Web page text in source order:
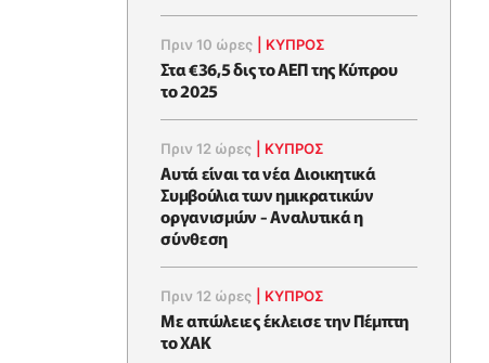
Πριν 10 ώρες ΚΥΠΡΟΣ
Στα €36,5 δις το ΑΕΠ της Κύπρου
το 2025
Πριν 12 ώρες ΚΥΠΡΟΣ
Αυτά είναι τα νέα Διοικητικά
Συμβούλια των ημικρατικών
οργανισμών - Αναλυτικά η
σύνθεση
Πριν 12 ώρες ΚΥΠΡΟΣ
Με απώλειες έκλεισε την Πέμπτη
το ΧΑΚ